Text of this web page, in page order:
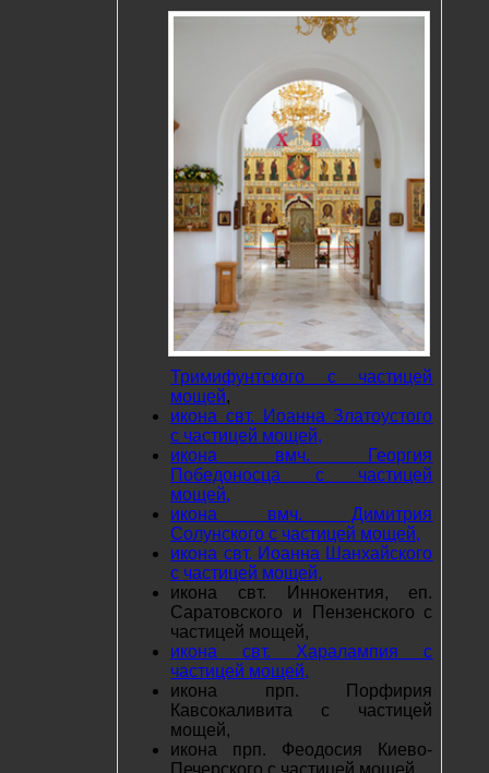
Тримифунтского с частицей
мощей,
икона свт. Иоанна Златоустого
с частицей мощей,
икона вмч. Георгия
Победоносца с частицей
мощей,
икона вмч. Димитрия
Солунского с частицей мощей,
икона свт. Иоанна Шанхайского
с частицей мощей,
икона свт. Иннокентия, еп.
Саратовского и Пензенского с
частицей мощей,
икона свт. Харалампия с
частицей мощей,
икона прп. Порфирия
Кавсокаливита с частицей
мощей,
икона прп. Феодосия Киево-
Печерского с частицей мощей,